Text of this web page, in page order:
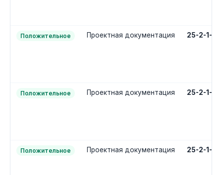
Положительное Проектная документация 25-2-1-
Положительное Проектная документация 25-2-1-
Положительное Проектная документация 25-2-1-